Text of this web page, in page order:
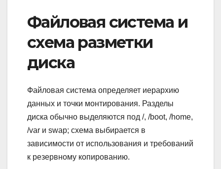
Файловая система и
схема разметки
диска
Файловая система определяет иерархию
данных и точки монтирования. Разделы
диска обычно выделяются под /, /boot, /home,
/var и swap; схема выбирается в
зависимости от использования и требований
к резервному копированию.